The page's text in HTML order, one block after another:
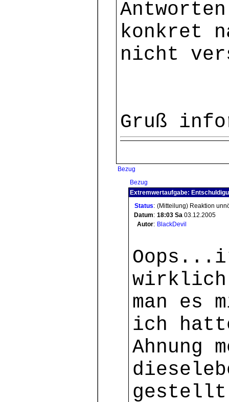
konkret
nicht
Gruß
Bezug
Bezug
Extremwertaufgabe:
Status: (Mitteilung) Reaktion
Datum: 18:03 Sa 03.12.2005
Autor: BlackDevil
wirklich
man es
ich
Ahnung